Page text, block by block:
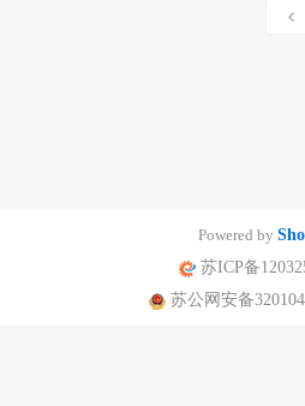
Powered by
苏ICP备
苏公网安备